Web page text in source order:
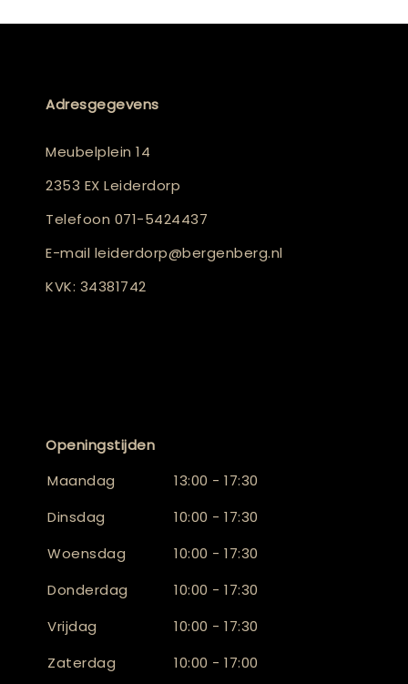
Adresgegevens
Meubelplein 14
2353 EX Leiderdorp
Telefoon 071-5424437
E-mail leiderdorp@bergenberg.nl
KVK: 34381742
Openingstijden
Maandag
13:00 - 17:30
Dinsdag
10:00 - 17:30
Woensdag
10:00 - 17:30
Donderdag
10:00 - 17:30
Vrijdag
10:00 - 17:30
Zaterdag
10:00 - 17:00